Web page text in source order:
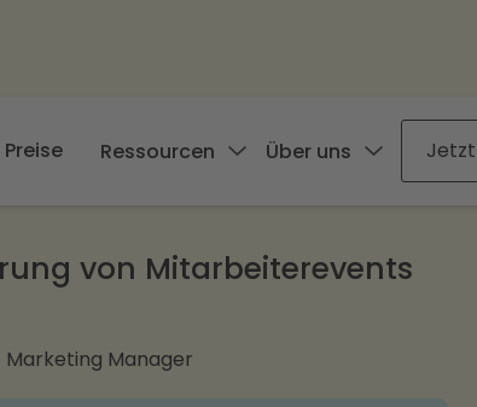
Preise Ressourcen Über uns
von Mitarbeiterevents
Manager